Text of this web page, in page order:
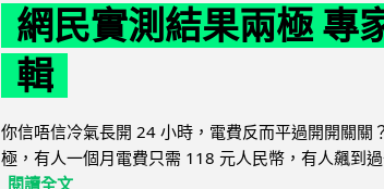
網民實測結果兩極 專
輯
你信唔信冷氣長開 24 小時，電費反而平過開開關關
極，有人一個月電費只需 118 元人民幣，有人飆到
閱讀全文